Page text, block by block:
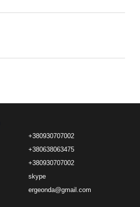
+380930707002
+380638063475
+380930707002
skype
ergeonda@gmail.com